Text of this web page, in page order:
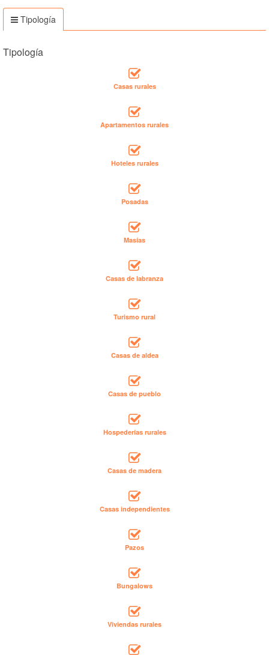
Tipología
Tipología
Casas rurales
Apartamentos rurales
Hoteles rurales
Posadas
Masías
Casas de labranza
Turismo rural
Casas de aldea
Casas de pueblo
Hospederías rurales
Casas de madera
Casas independientes
Pazos
Bungalows
Viviendas rurales